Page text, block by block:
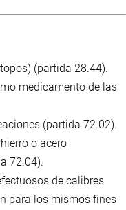
(partida 28.44).
medicamento de las
(partida 72.02).
o acero
72.04).
de calibres
para los mismos fines